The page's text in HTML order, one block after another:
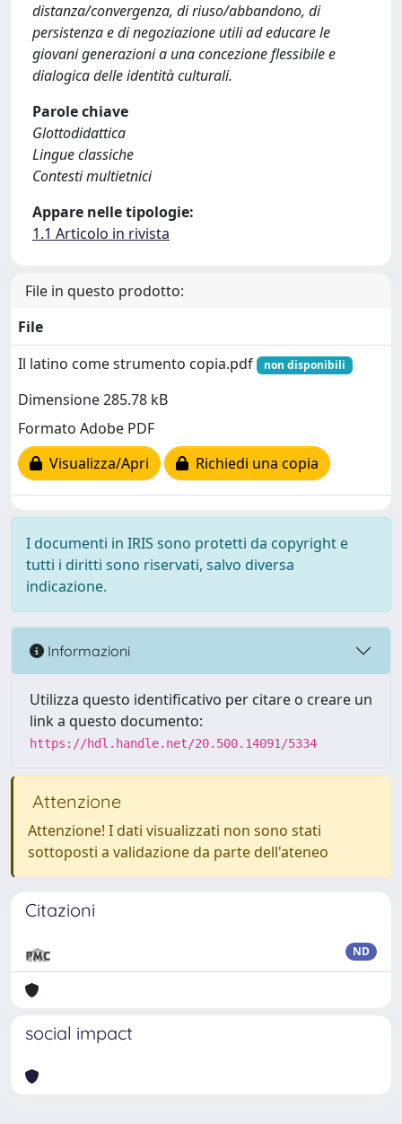
distanza/convergenza, di riuso/abbandono, di
persistenza e di negoziazione utili ad educare le
giovani generazioni a una concezione flessibile e
dialogica delle identità culturali.
Parole chiave
Glottodidattica
Lingue classiche
Contesti multietnici
Appare nelle tipologie:
1.1 Articolo in rivista
File in questo prodotto:
File
Il latino come strumento copia.pdf
non disponibili
Dimensione 285.78 kB
Formato Adobe PDF
Visualizza/Apri
Richiedi una copia
I documenti in IRIS sono protetti da copyright e
tutti i diritti sono riservati, salvo diversa
indicazione.
Informazioni
Utilizza questo identificativo per citare o creare un
link a questo documento:
https://hdl.handle.net/20.500.14091/5334
Attenzione
Attenzione! I dati visualizzati non sono stati
sottoposti a validazione da parte dell'ateneo
Citazioni
ND
social impact